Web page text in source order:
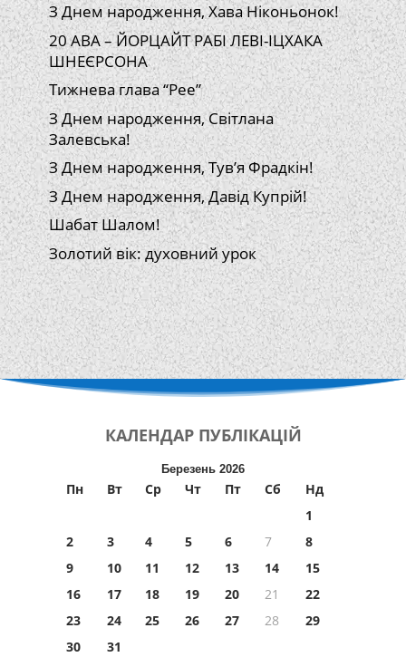
З Днем народження, Хава Ніконьонок!
20 АВА – ЙОРЦАЙТ РАБІ ЛЕВІ-ІЦХАКА
ШНЕЄРСОНА
Тижнева глава “Рее”
З Днем народження, Світлана
Залевська!
З Днем народження, Тув’я Фрадкін!
З Днем народження, Давід Купрій!
Шабат Шалом!
Золотий вік: духовний урок
КАЛЕНДАР ПУБЛІКАЦІЙ
Березень 2026
Пн Вт Ср Чт Пт Сб
Нд
1
2
3 4 5 6 7
8
9
10 11 12 13 14
15
16
17 18 19 20 21
22
23
24 25 26 27 28
29
30
31